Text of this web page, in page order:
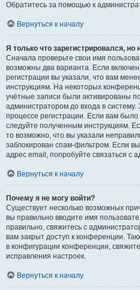
Обратитесь за помощью к
Вернуться к началу
Я только что зарегистрировался, но
Сначала проверьте свои имя
возможны два варианта. Если
регистрации вы указали, что вам
инструкциям. На некоторых
учётные записи были активированы
администратором до входа в
процессе регистрации. Если вам
следуйте полученным инструкциям.
то возможно, что вы указали
заблокирован спам-фильтром. Если
адрес email, попробуйте связаться с
Вернуться к началу
Почему я не могу войти?
Существует несколько возможных
вы правильно вводите имя
правильно, свяжитесь с
вам закрыт доступ к конференции.
в конфигурации конференции,
исправления настроек.
Вернуться к началу